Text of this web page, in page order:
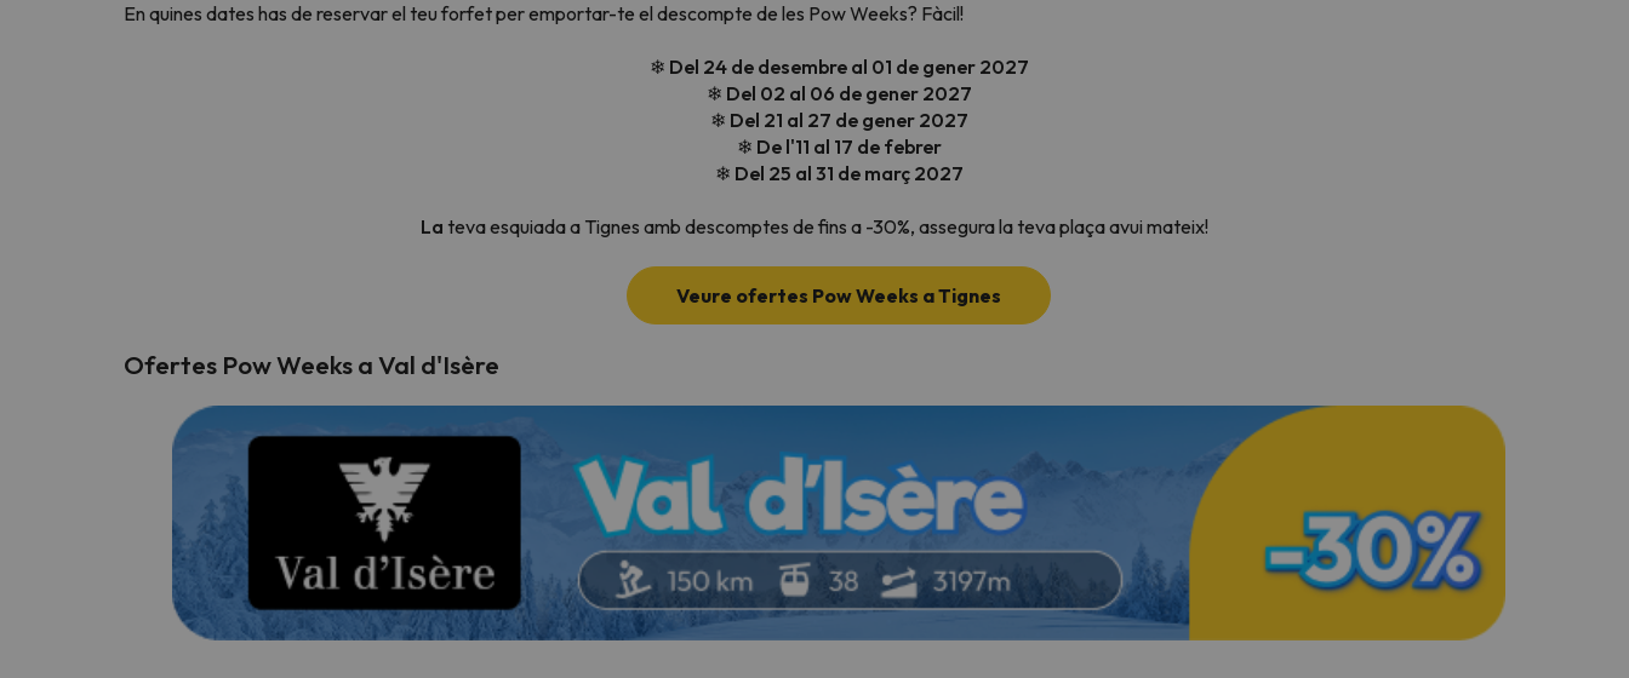
En quines dates has de reservar el teu forfet per emportar-te el descompte de les Pow Weeks? Fàcil!
❄ Del 24 de desembre al 01 de gener 2027
❄ Del 02 al 06 de gener 2027
❄ Del 21 al 27 de gener 2027
❄ De l'11 al 17 de febrer
❄ Del 25 al 31 de març 2027
La teva esquiada a Tignes amb descomptes de fins a -30%, assegura la teva plaça avui mateix!
Veure ofertes Pow Weeks a Tignes
Ofertes Pow Weeks a Val d'Isère